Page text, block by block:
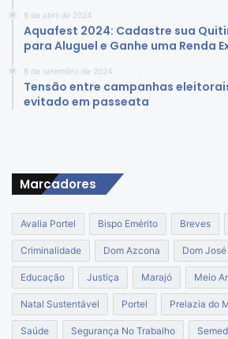
8 de abril de 2024
Aquafest 2024: Cadastre sua
para Aluguel e Ganhe uma Renda
8 de setembro de 2024
Tensão entre campanhas
evitado em passeata
Marcadores
Avalia Portel Bispo Emérito Breves
Criminalidade Dom Azcona Dom
Educação Justiça Marajó Meio
Natal Sustentável Portel Prelazia do
Saúde Segurança No Trabalho Semed